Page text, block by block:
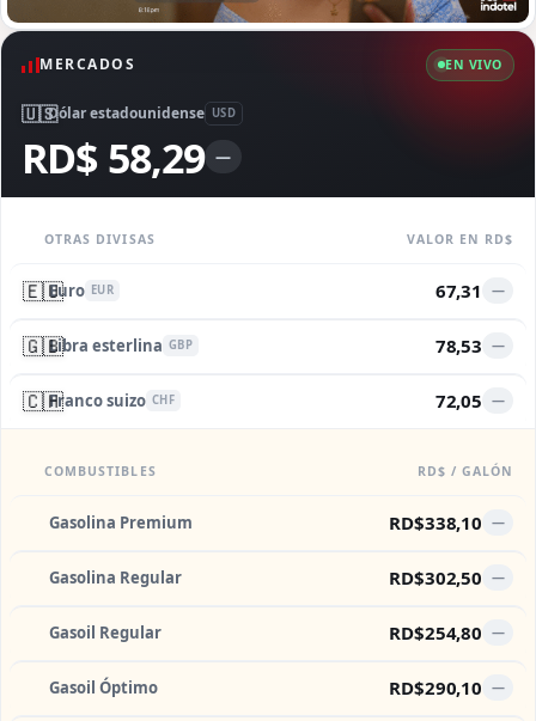
MERCADOS EN VIVO
🇺🇸Dólar estadounidense USD
RD$ 58,29 —
OTRAS DIVISAS VALOR EN RD$
🇪🇺Euro EUR 67,31 —
🇬🇧Libra esterlina GBP 78,53 —
🇨🇭Franco suizo CHF 72,05 —
COMBUSTIBLES RD$ / GALÓN
Gasolina Premium RD$338,10 —
Gasolina Regular RD$302,50 —
Gasoil Regular RD$254,80 —
Gasoil Óptimo RD$290,10 —